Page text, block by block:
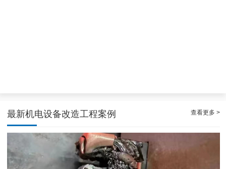
最新机电设备改造工程案例 查看更多 >